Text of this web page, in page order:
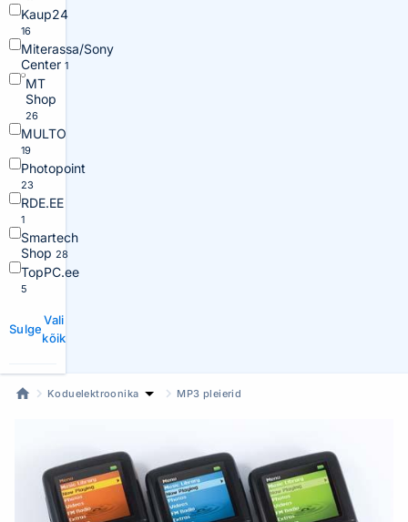
Kaup24
16
Miterassa/Sony
Center 1
MT
Shop
26
MULTO
19
Photopoint
23
RDE.EE
1
Smartech
Shop 28
TopPC.ee
5
Sulge
Vali
kõik
Koduelektroonika MP3 pleierid